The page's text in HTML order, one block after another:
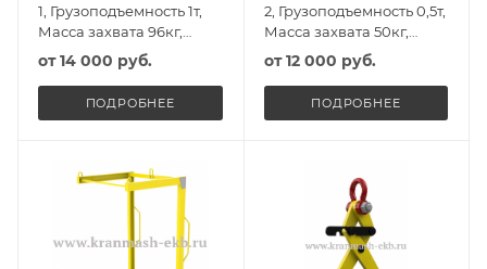
1, Грузоподъемность 1т,
Масса захвата 96кг,
Высота захвата 1290мм
от14 000 руб.
ПОДРОБНЕЕ
2, Грузоподъемность 0,5т,
Масса захвата 50кг,
Высота захвата 1165мм
от12 000 руб.
ПОДРОБНЕЕ